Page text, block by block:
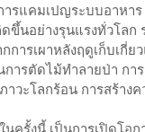
แคมเปญระบบอาหาร
ขึ้นอย่างรุนแรงทั่วโล
การเผาหลังฤดูเก็บเกี่
ารตัดไม้ทำลายป่า ก
าวะโลกร้อน การสร้า